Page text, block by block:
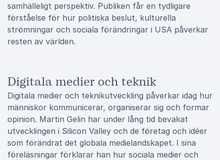
samhälleligt perspektiv. Publiken får en tydligare
förståelse för hur politiska beslut, kulturella
strömningar och sociala förändringar i USA påverkar
resten av världen.
Digitala medier och teknik
Digitala medier och teknikutveckling påverkar idag hur
människor kommunicerar, organiserar sig och formar
opinion. Martin Gelin har under lång tid bevakat
utvecklingen i Silicon Valley och de företag och idéer
som förändrat det globala medielandskapet. I sina
föreläsningar förklarar han hur sociala medier och